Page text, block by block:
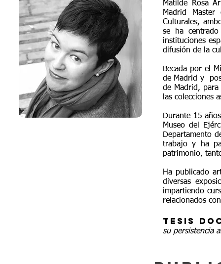
Matilde Rosa
Madrid
Culturales,
se ha
instituciones
difusión de la
Becada por el
de Madrid y
de Madrid, para
las colecciones
Durante 15
Museo del
Departamento
trabajo y ha
patrimonio,
Ha publicado
diversas
impartiendo
relacionados
Tesis
su persistencia